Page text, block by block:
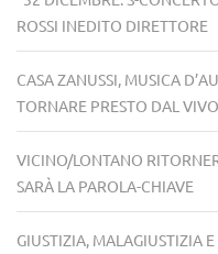
ROSSI INEDITO DIRETTORE
CASA ZANUSSI, MUSICA
TORNARE PRESTO DAL VIVO
VICINO/LONTANO
SARÀ LA PAROLA-CHIAVE
GIUSTIZIA, MALAGIUSTIZIA